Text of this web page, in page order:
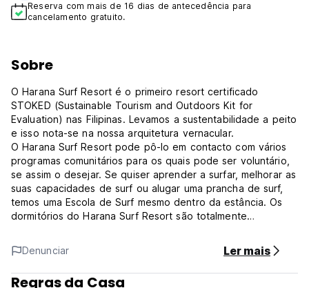
Reserva com mais de 16 dias de antecedência para
cancelamento gratuito.
Sobre
O Harana Surf Resort é o primeiro resort certificado
STOKED (Sustainable Tourism and Outdoors Kit for
Evaluation) nas Filipinas. Levamos a sustentabilidade a peito
e isso nota-se na nossa arquitetura vernacular.
O Harana Surf Resort pode pô-lo em contacto com vários
programas comunitários para os quais pode ser voluntário,
se assim o desejar. Se quiser aprender a surfar, melhorar as
suas capacidades de surf ou alugar uma prancha de surf,
temos uma Escola de Surf mesmo dentro da estância. Os
dormitórios do Harana Surf Resort são totalmente
chuveiros para que os hóspedes do Harana Surf Resort
possam estar confortáveis. As festas de sábado à noite no
Harana são sempre divertidas, mas o Harana Surf Resort
tenta o nosso melhor para garantir que os nossos
Denunciar Ler mais
Regras da Casa